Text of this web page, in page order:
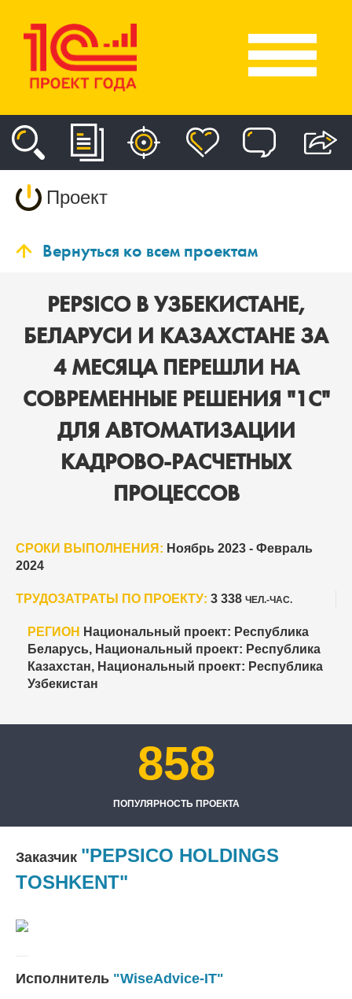
Проект
Вернуться ко всем проектам
PEPSICO В УЗБЕКИСТАНЕ,
БЕЛАРУСИ И КАЗАХСТАНЕ ЗА
4 МЕСЯЦА ПЕРЕШЛИ НА
СОВРЕМЕННЫЕ РЕШЕНИЯ "1С"
ДЛЯ АВТОМАТИЗАЦИИ
КАДРОВО-РАСЧЕТНЫХ
ПРОЦЕССОВ
СРОКИ ВЫПОЛНЕНИЯ: Ноябрь 2023 - Февраль
2024
ТРУДОЗАТРАТЫ ПО ПРОЕКТУ: 3 338 ЧЕЛ.-ЧАС.
РЕГИОН Национальный проект: Республика
Беларусь, Национальный проект: Республика
Казахстан, Национальный проект: Республика
Узбекистан
858
ПОПУЛЯРНОСТЬ ПРОЕКТА
Заказчик "PEPSICO HOLDINGS
TOSHKENT"
Исполнитель "WiseAdvice-IT"